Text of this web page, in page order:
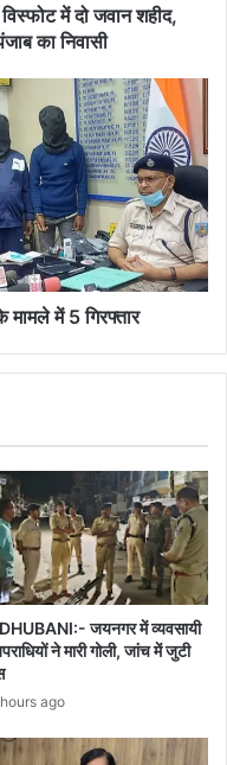
में दो जवान शहीद,
का निवासी
मामले में 5 गिरफ्तार
जयनगर में व्यवसायी
ने मारी गोली, जांच में जुटी
ago